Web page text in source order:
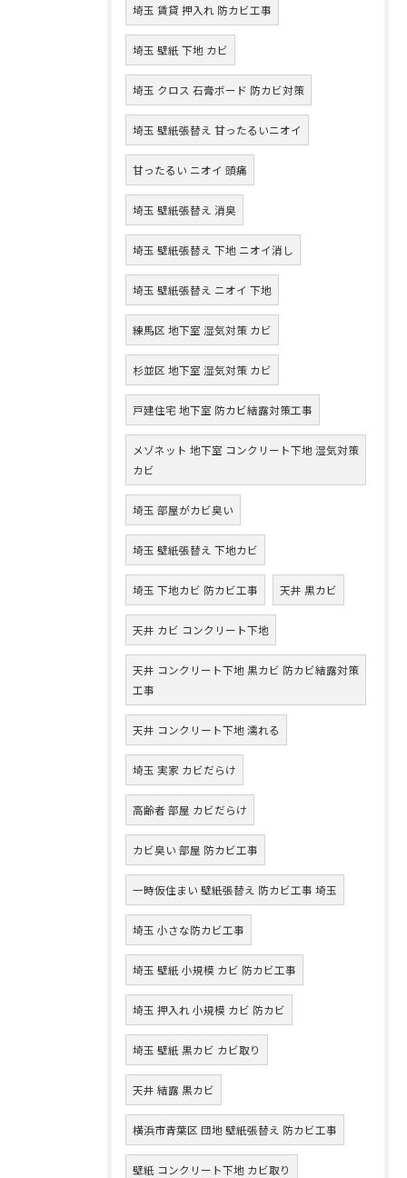
埼玉 賃貸 押入れ 防カビ工事
埼玉 壁紙 下地 カビ
埼玉 クロス 石膏ボード 防カビ対策
埼玉 壁紙張替え 甘ったるいニオイ
甘ったるい ニオイ 頭痛
埼玉 壁紙張替え 消臭
埼玉 壁紙張替え 下地 ニオイ消し
埼玉 壁紙張替え ニオイ 下地
練馬区 地下室 湿気対策 カビ
杉並区 地下室 湿気対策 カビ
戸建住宅 地下室 防カビ結露対策工事
メゾネット 地下室 コンクリート下地 湿気対策
カビ
埼玉 部屋がカビ臭い
埼玉 壁紙張替え 下地カビ
埼玉 下地カビ 防カビ工事 天井 黒カビ
天井 カビ コンクリート下地
天井 コンクリート下地 黒カビ 防カビ結露対策
工事
天井 コンクリート下地 濡れる
埼玉 実家 カビだらけ
高齢者 部屋 カビだらけ
カビ臭い 部屋 防カビ工事
一時仮住まい 壁紙張替え 防カビ工事 埼玉
埼玉 小さな防カビ工事
埼玉 壁紙 小規模 カビ 防カビ工事
埼玉 押入れ 小規模 カビ 防カビ
埼玉 壁紙 黒カビ カビ取り
天井 結露 黒カビ
横浜市青葉区 団地 壁紙張替え 防カビ工事
壁紙 コンクリート下地 カビ取り